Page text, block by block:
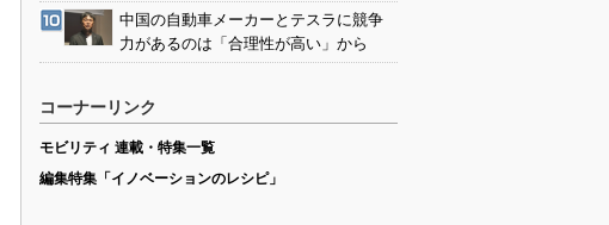
中国の自動車メーカーとテスラに競争
力があるのは「合理性が高い」から
コーナーリンク
モビリティ 連載・特集一覧
編集特集「イノベーションのレシピ」